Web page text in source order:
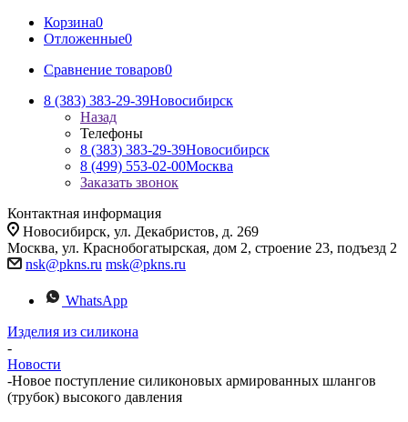
Корзина0
Отложенные0
Сравнение товаров0
8 (383) 383-29-39Новосибирск
Назад
Телефоны
8 (383) 383-29-39Новосибирск
8 (499) 553-02-00Москва
Заказать звонок
Контактная информация
Новосибирск, ул. Декабристов, д. 269
Москва, ул. Краснобогатырская, дом 2, строение 23, подъезд 2
nsk@pkns.ru msk@pkns.ru
WhatsApp
Изделия из силикона
-
Новости
-Новое поступление силиконовых армированных шлангов
(трубок) высокого давления